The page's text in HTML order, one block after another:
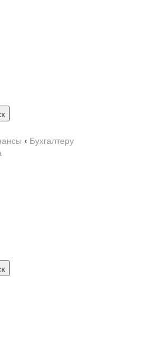
‹ Бухгалтеру